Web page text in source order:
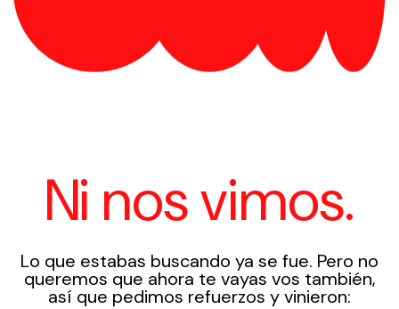
Ni nos vimos.
Lo que estabas buscando ya se fue. Pero no
queremos que ahora te vayas vos también,
así que pedimos refuerzos y vinieron: